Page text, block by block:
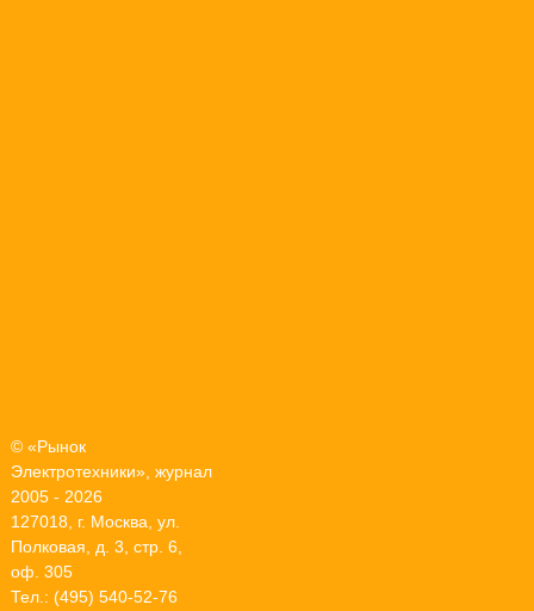
© «Рынок
Электротехники», журнал
2005 - 2026
127018, г. Москва, ул.
Полковая, д. 3, стр. 6,
оф. 305
Тел.: (495) 540-52-76